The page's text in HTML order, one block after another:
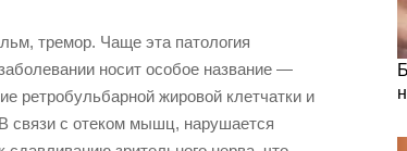
тремор. Чаще эта патология
носит особое название —
ретробульбарной жировой клетчатки и
связи с отеком мышц, нарушается